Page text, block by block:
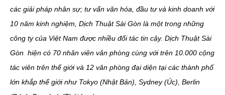
các giải pháp nhân sự; tư vấn văn hóa, đầu tư và kinh doanh với
10 năm kinh nghiệm, Dịch Thuật Sài Gòn là một trong những
công ty của Việt Nam được nhiều đối tác tin cậy. Dịch Thuật Sài
Gòn hiện có 70 nhân viên văn phòng cùng với trên 10.000 cộng
tác viên trên thế giới và 12 văn phòng đại diện tại các thành phố
lớn khắp thế giới như Tokyo (Nhật Bản), Sydney (Úc), Berlin